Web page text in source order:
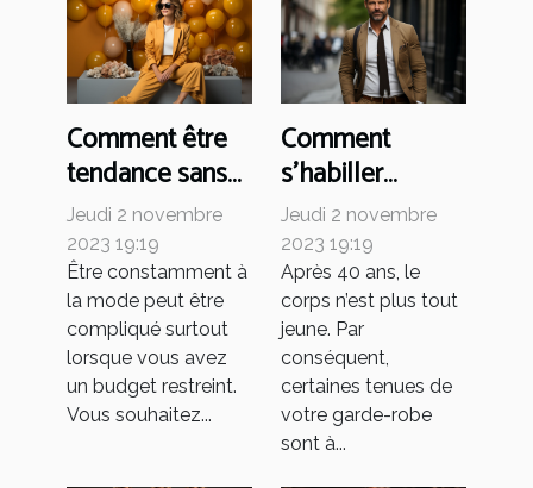
Comment être
tendance sans
se ruiner ?
Jeudi 2 novembre
2023 19:19
Être constamment à
la mode peut être
compliqué surtout
lorsque vous avez
un budget restreint.
Vous souhaitez...
Comment
s’habiller
élégamment à
40 ans ?
Jeudi 2 novembre
2023 19:19
Après 40 ans, le
corps n’est plus tout
jeune. Par
conséquent,
certaines tenues de
votre garde-robe
sont à...